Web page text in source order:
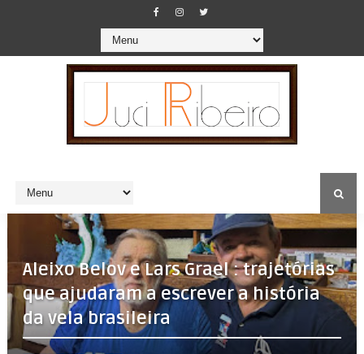
Aleixo Belov e Lars Grael : trajetórias
que ajudaram a escrever a história
da vela brasileira